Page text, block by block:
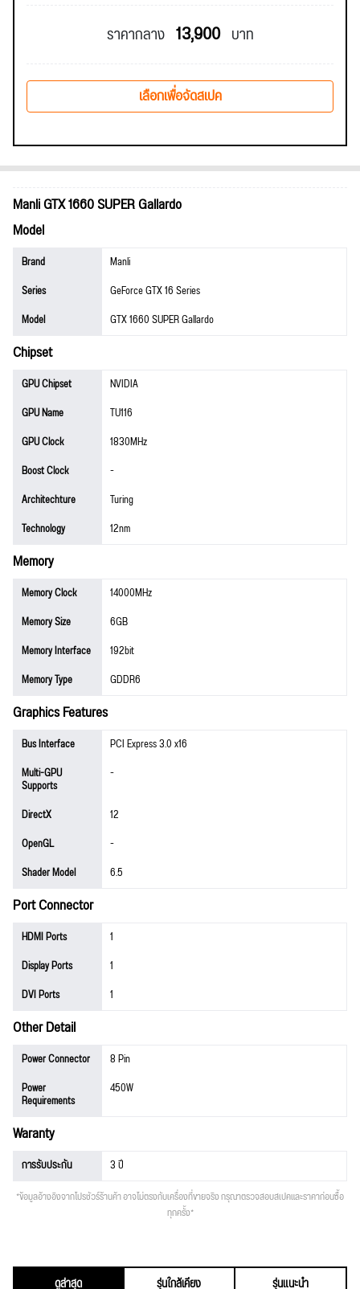
ราคากลาง 13,900 บาท
เลือกเพื่อจัดสเปค
Manli GTX 1660 SUPER Gallardo
Model
Brand
Manli
Series
GeForce GTX 16 Series
Model
GTX 1660 SUPER Gallardo
Chipset
GPU Chipset
NVIDIA
GPU Name
TU116
GPU Clock
1830MHz
Boost Clock
-
Architechture
Turing
Technology
12nm
Memory
Memory Clock
14000MHz
Memory Size
6GB
Memory Interface
192bit
Memory Type
GDDR6
Graphics Features
Bus Interface
PCI Express 3.0 x16
Multi-GPU
Supports
-
DirectX
12
OpenGL
-
Shader Model
6.5
Port Connector
HDMI Ports
1
Display Ports
1
DVI Ports
1
Other Detail
Power Connector
8 Pin
Power
Requirements
450W
Waranty
การรับประกัน 3 ปี
*ข้อมูลอ้างอิงจากโปรชัวร์ร้านค้า อาจไม่ตรงกับเครื่องที่ขายจริง กรุณาตรวจสอบสเปคและราคาก่อนซื้อ
ทุกครั้ง*
ดูล่าสุด รุ่นใกล้เคียง รุ่นแนะนำ